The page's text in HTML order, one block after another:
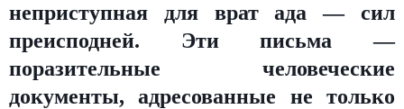
неприступная для врат ада — сил
преисподней. Эти письма —
поразительные человеческие
документы, адресованные не только